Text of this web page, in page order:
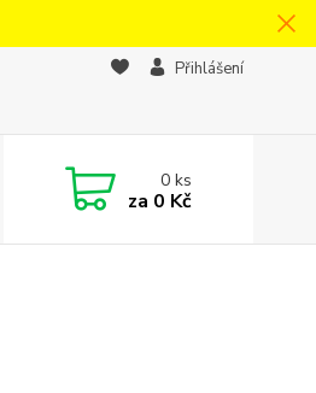
Přihlášení
0ks
za 0 Kč